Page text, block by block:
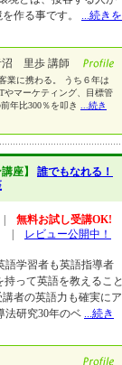
作る事です。 ...続きを
里歩 講師
業に携わる。 うち６年は
やマーケティング、目標管
年比300％を叩き
...続き
座】 誰でもなれる！
無料お試し受講OK!
レビュー公開中！
語学習者も英語指導者
持って英語を教えるこ
者の英語力も確実にア
法研究30年のベ ...続き